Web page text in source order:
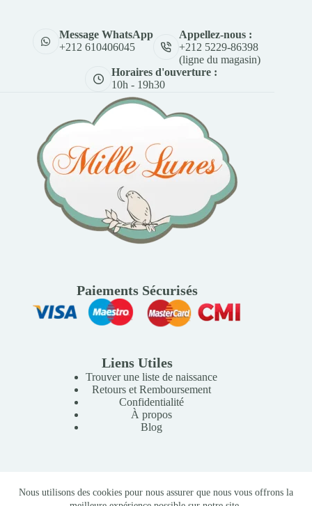
Nous utilisons des cookies pour nous assurer que nous vous offrons la
Message WhatsApp
+212 610406045
Appellez-nous :
+212 5229-86398
(ligne du magasin)
Horaires d'ouverture :
10h - 19h30
Paiements Sécurisés
Liens Utiles
Trouver une liste de naissance
Retours et Remboursement
Confidentialité
À propos
Blog
Copyright © 2026 Mille Lunes - Création du site :
Baptiste
-Conditions Générales de Vente